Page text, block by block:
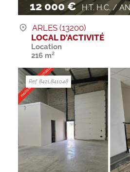
12 000 € H.T. H.C. / AN
ARLES (13200)
LOCAL D'ACTIVITÉ
Location
216 m²
Ref. 842L841048